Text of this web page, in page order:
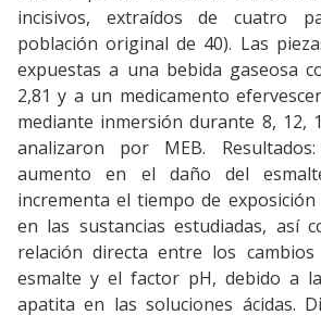
incisivos, extraídos de cuatro
población original de 40). Las
expuestas a una bebida gaseosa
2,81 y a un medicamento
mediante inmersión durante 8, 12,
analizaron por MEB.
aumento en el daño del
incrementa el tiempo de
en las sustancias estudiadas, así
relación directa entre los
esmalte y el factor pH, debido a
apatita en las soluciones ácidas.